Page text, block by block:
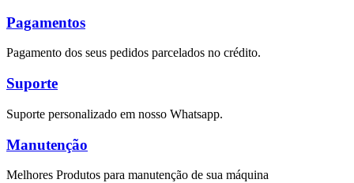
Pagamentos
Pagamento dos seus pedidos parcelados no crédito.
Suporte
Suporte personalizado em nosso Whatsapp.
Manutenção
Melhores Produtos para manutenção de sua máquina